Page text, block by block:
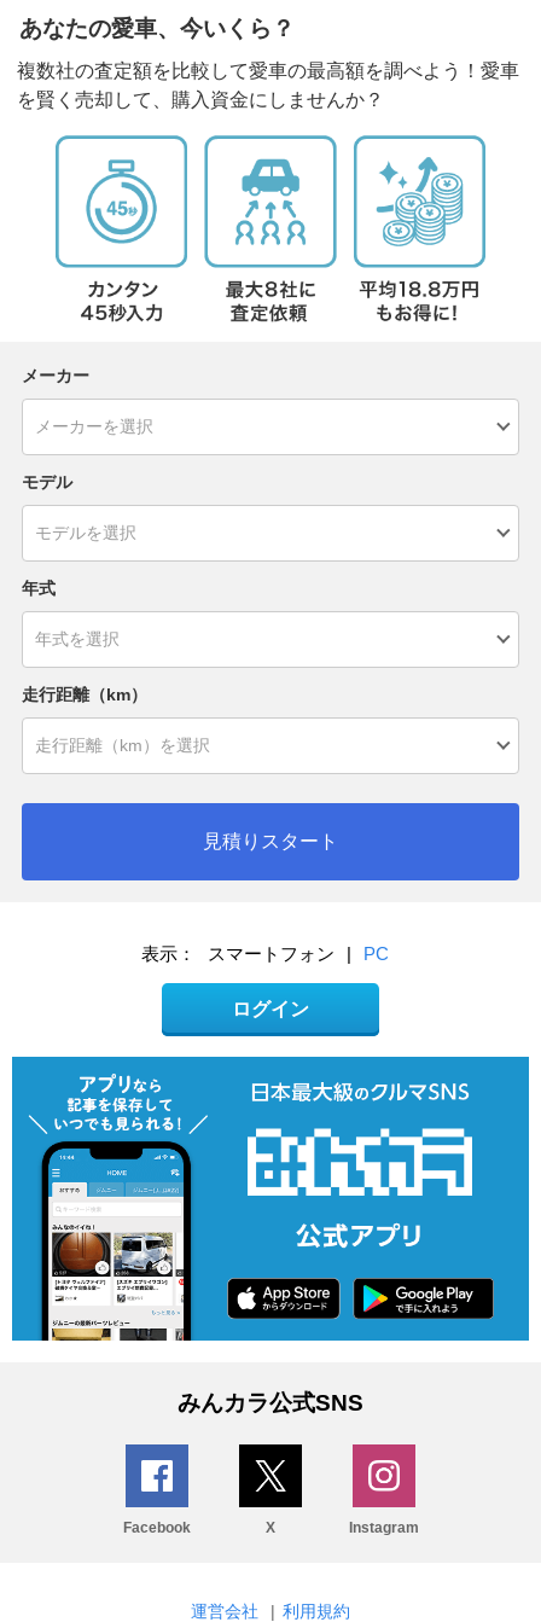
あなたの愛車、今いくら？
複数社の査定額を比較して愛車の最高額を調べよう！愛車
を賢く売却して、購入資金にしませんか？
メーカー
モデル
年式
走行距離（km）
見積りスタート
表示： スマートフォン | PC
ログイン
みんカラ公式SNS
Facebook X Instagram
運営会社 | 利用規約